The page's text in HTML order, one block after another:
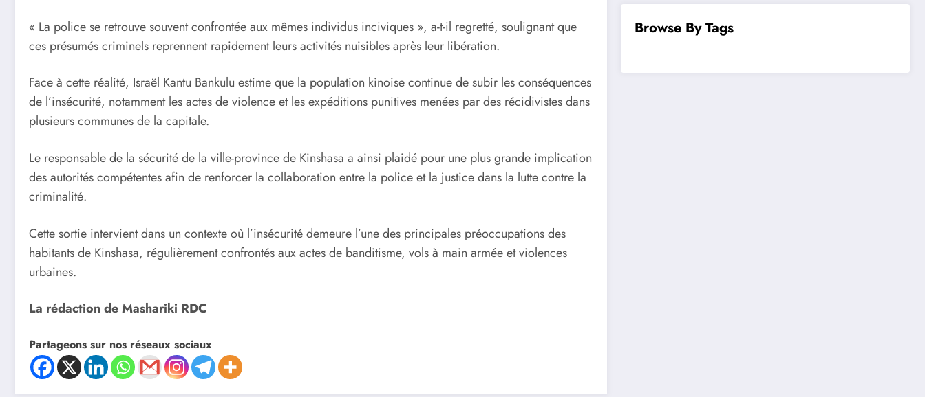
« La police se retrouve souvent confrontée aux mêmes individus inciviques », a-t-il regretté, soulignant que
ces présumés criminels reprennent rapidement leurs activités nuisibles après leur libération.
Face à cette réalité, Israël Kantu Bankulu estime que la population kinoise continue de subir les conséquences
de l’insécurité, notamment les actes de violence et les expéditions punitives menées par des récidivistes dans
plusieurs communes de la capitale.
Le responsable de la sécurité de la ville-province de Kinshasa a ainsi plaidé pour une plus grande implication
des autorités compétentes afin de renforcer la collaboration entre la police et la justice dans la lutte contre la
criminalité.
Cette sortie intervient dans un contexte où l’insécurité demeure l’une des principales préoccupations des
habitants de Kinshasa, régulièrement confrontés aux actes de banditisme, vols à main armée et violences
urbaines.
La rédaction de Mashariki RDC
Partageons sur nos réseaux sociaux
Browse By Tags